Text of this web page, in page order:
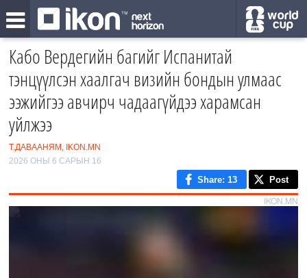
Кабо Вердегийн багийг Испанитай
тэнцүүлсэн хаалгач визийн бондын улмаас
ээжийгээ авчирч чадаагүйдээ харамсан
уйлжээ
Т.ДАВААНЯМ, IKON.MN
2026 ОНЫ 6 САРЫН 16
Share: 13 Post
IKON.MN